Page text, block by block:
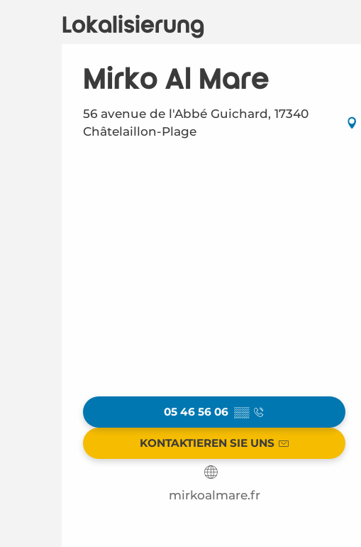
Lokalisierung
Mirko Al Mare
56 avenue de l'Abbé Guichard, 17340
Châtelaillon-Plage
05 46 56 06 ▒▒
KONTAKTIEREN SIE UNS
mirkoalmare.fr